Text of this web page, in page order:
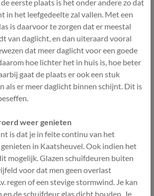
eerste plaats is het onder andere zo dat
in het leefgedeelte zal vallen. Met een
is daarvoor te zorgen dat er meestal
van daglicht, en dan uiteraard vooral
dat meer daglicht voor een goede
hoe lichter het in huis is, hoe beter
gaat de plaats er ook een stuk
als er meer daglicht binnen schijnt. Dit is
weer genieten
is dat je in feite continu van het
in Kaatsheuvel. Ook indien het
mogelijk. Glazen schuifdeuren buiten
voor dat men geen overlast
regen of een stevige stormwind. Je kan
de schuifdeur glas dicht houden. Je